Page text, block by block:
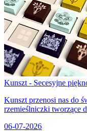
Kunszt - Secesyjne
Kunszt przenosi nas do
rzemieślniczki tworzące
06-07-2026